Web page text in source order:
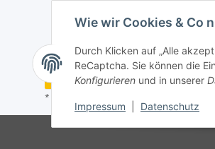
Wie wir Cookies & Co
Durch Klicken auf „Alle
ReCaptcha. Sie können die
Konfigurieren und in unserer
Impressum Datenschutz
Vertrag widerrufen
* Alle Preise inkl. gesetzlicher USt., zzgl.